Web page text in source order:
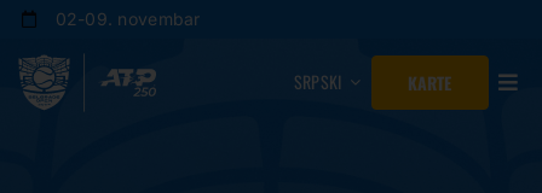
Skip
content
02-09. novembar
SRPSKI KARTE